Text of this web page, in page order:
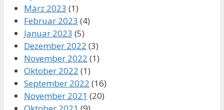
März 2023 (1)
Februar 2023 (4)
Januar 2023 (5)
Dezember 2022 (3)
November 2022 (1)
Oktober 2022 (1)
September 2022 (16)
November 2021 (20)